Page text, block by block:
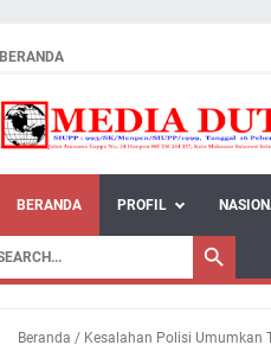
BERANDA
BERANDA PROFIL
Beranda / Kesalahan Polisi Umumkan